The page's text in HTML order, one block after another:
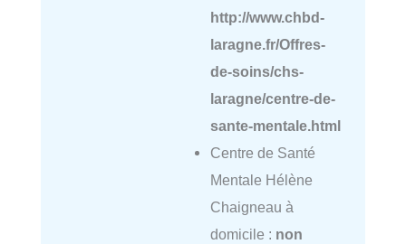
http://www.chbd-
laragne.fr/Offres-
de-soins/chs-
laragne/centre-de-
sante-mentale.html
Centre de Santé
Mentale Hélène
Chaigneau à
domicile : non